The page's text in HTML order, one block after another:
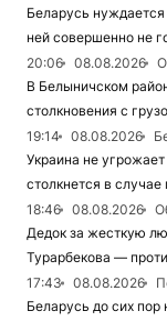
Беларусь нуждается
ней совершенно не
20:06
08.08.2026
В Белыничском
столкновения с
19:14
08.08.2026
Украина не
столкнется в
18:46
08.08.2026
Дедок за жесткую
Турарбекова —
17:43
08.08.2026
Беларусь до сих пор